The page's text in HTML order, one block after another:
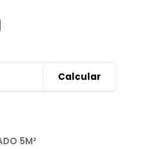
Calcular
5M²